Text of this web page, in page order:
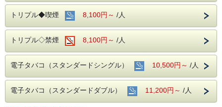
トリプル◆喫煙 8,100円～ /人
トリプル◇禁煙 8,100円～ /人
電子タバコ（スタンダードシングル） 10,500円～ /人
電子タバコ（スタンダードダブル） 11,200円～ /人